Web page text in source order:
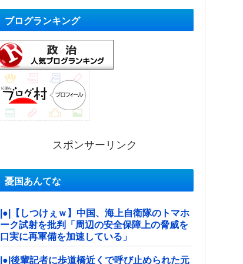
ブログランキング
スポンサーリンク
憂国あんてな
|●|【しつけぇｗ】中国、海上自衛隊のトマホ
ーク試射を批判「周辺の安全保障上の脅威を
口実に再軍備を加速している」
|●|後輩記者に歩道橋近くで呼び止められた元